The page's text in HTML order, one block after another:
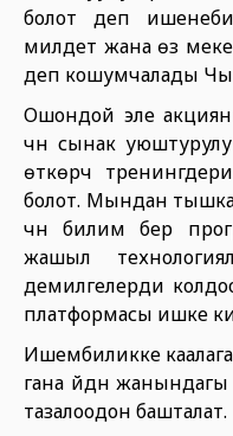
болот деп
милдет жана өз
деп кошумчалады
Ошондой эле
үчүн сынак
өткөрүүчү
болот. Мындан
үчүн билим берүү
жашыл
демилгелерди
платформасы ишке
Ишембиликке
гана үйдүн
тазалоодон башталат.